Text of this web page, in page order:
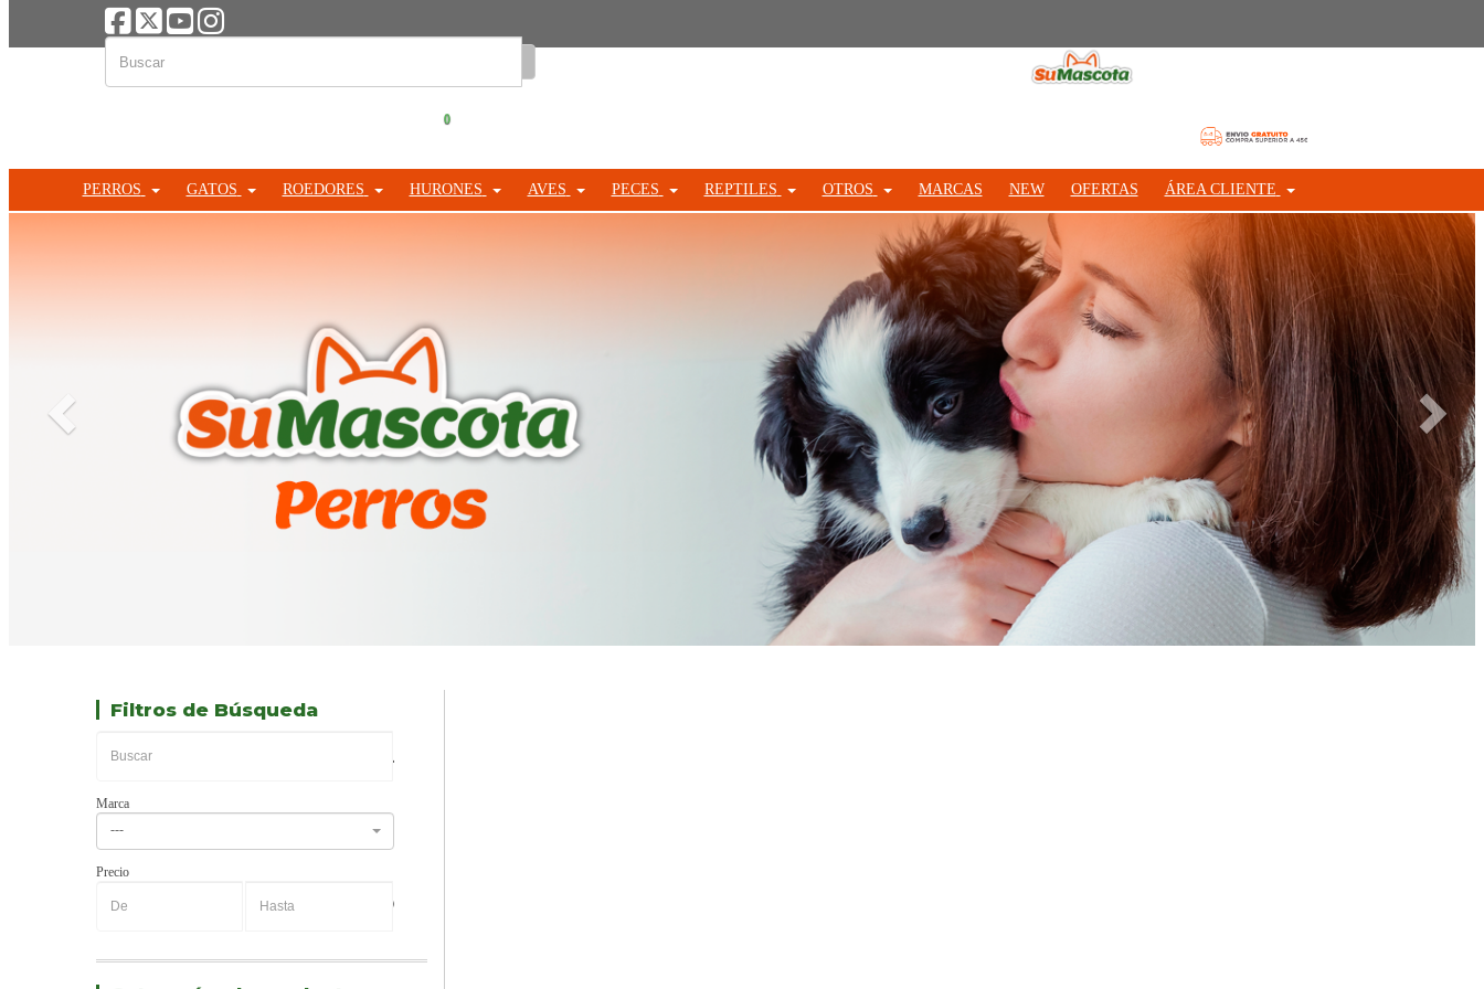
0
PERROS GATOS ROEDORES HURONES AVES PECES REPTILES OTROS MARCAS NEW OFERTAS ÁREA CLIENTE
Filtros de Búsqueda
Marca
---
Precio